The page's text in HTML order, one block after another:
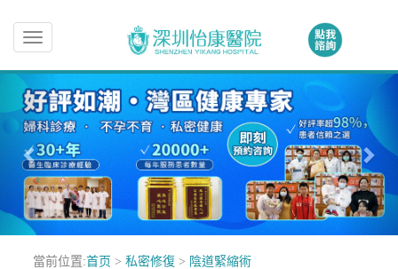
Toggle
navigation
當前位置:首页 > 私密修復 > 陰道緊縮術